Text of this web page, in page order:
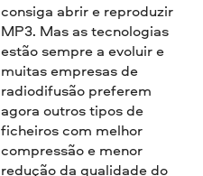
consiga abrir e reproduzir
MP3. Mas as tecnologias
estão sempre a evoluir e
muitas empresas de
radiodifusão preferem
agora outros tipos de
ficheiros com melhor
compressão e menor
redução da qualidade do